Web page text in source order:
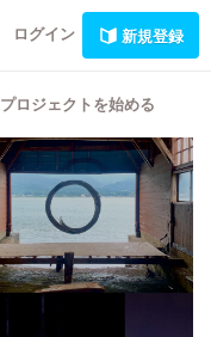
ログイン 新規登録
プロジェクトを始める